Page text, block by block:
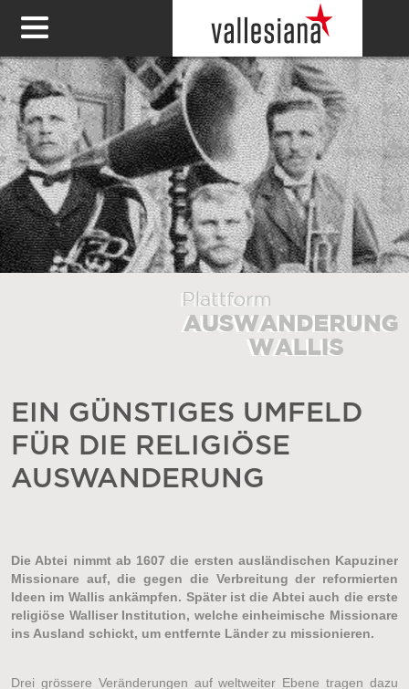
EIN GÜNSTIGES UMFELD
FÜR DIE RELIGIÖSE
AUSWANDERUNG
Die Abtei nimmt ab 1607 die ersten ausländischen Kapuziner
Missionare auf, die gegen die Verbreitung der reformierten
Ideen im Wallis ankämpfen. Später ist die Abtei auch die erste
religiöse Walliser Institution, welche einheimische Missionare
ins Ausland schickt, um entfernte Länder zu missionieren.
Drei grössere Veränderungen auf weltweiter Ebene tragen dazu